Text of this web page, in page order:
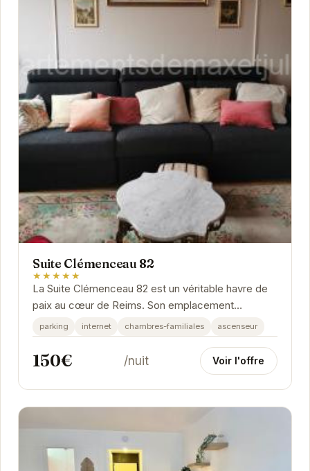
Suite Clémenceau 82
★★★★★
La Suite Clémenceau 82 est un véritable havre de
paix au cœur de Reims. Son emplacement
privilégié vous permet de découvrir facilement
les...
parking internet chambres-familiales ascenseur
150€ /nuit Voir l'offre